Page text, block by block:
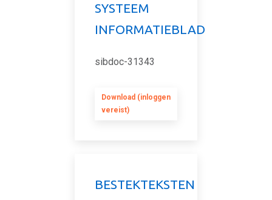
SYSTEEM
INFORMATIEBLAD
sibdoc-31343
Download (inloggen
vereist)
BESTEKTEKSTEN